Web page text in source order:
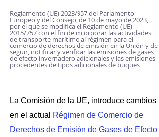
Reglamento (UE) 2023/957 del Parlamento
Europeo y del Consejo, de 10 de mayo de 2023,
por el que se modifica el Reglamento (UE)
2015/757 con el fin de incorporar las actividades
de transporte marítimo al régimen para el
comercio de derechos de emisión en la Unión y de
seguir, notificar y verificar las emisiones de gases
de efecto invernadero adicionales y las emisiones
procedentes detipos adicionales de buques
La Comisión de la UE, introduce cambios
en el actual
Régimen de Comercio de
Derechos de Emisión de Gases de Efecto